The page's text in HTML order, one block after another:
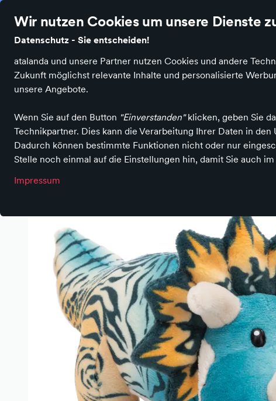
Wir nutzen Cookies um unsere Dienste
Datenschutz - Sie entscheiden!
atalanda und unsere Partner nutzen Cookies und andere
Zukunft möglichst relevante Inhalte und personalisierte
unsere Angebote.
Wenn Sie auf den Button "Einverstanden"klicken, geben Sie
Technikpartner. Dies kann die Verarbeitung Ihrer Daten in
Dadurch können bestimmte Funktionen nicht oder nur
Stelle noch einmal auf die Einstellungen hin, damit Sie auch
Impressum
Produktkategorien Schokoladen & Pralinen